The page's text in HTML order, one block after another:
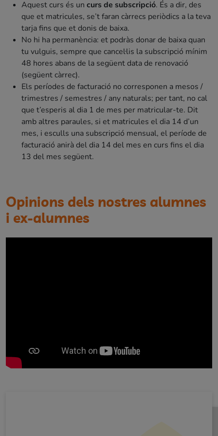
Aquest curs és un curs de subscripció. És a dir, des
que et matricules, se’t faran càrrecs periòdics a la teva
tarja fins que et donis de baixa.
No hi ha permanència: et podràs donar de baixa quan
tu vulguis, sempre que cancel·lis la subscripció mínim
48 hores abans de la següent data de renovació
(següent càrrec).
Els períodes de facturació no corresponen a mesos /
trimestres / semestres / any naturals; per tant, no cal
que t’esperis al dia 1 de mes per matricular-te. Dit
amb altres paraules, si et matricules el dia 14 d’un
mes, i esculls una subscripció mensual, el període de
facturació anirà del dia 14 del mes en curs fins el dia
13 del mes següent.
Opinions dels nostres alumnes
i ex-alumnes